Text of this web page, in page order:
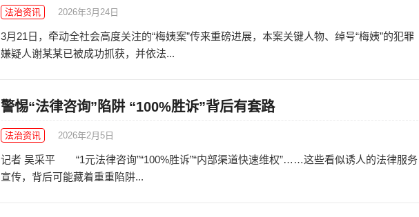
法治资讯 2026年3月24日
3月21日，牵动全社会高度关注的“梅姨案”传来重磅进展，本案关键人物、绰号“梅姨”的犯罪
嫌疑人谢某某已被成功抓获，并依法...
警惕“法律咨询”陷阱 “100%胜诉”背后有套路
法治资讯 2026年2月5日
记者 吴采平 “1元法律咨询”“100%胜诉”“内部渠道快速维权”……这些看似诱人的法律服务
宣传，背后可能藏着重重陷阱...